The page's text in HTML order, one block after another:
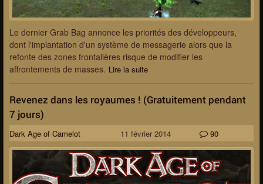
Le dernier Grab Bag annonce les priorités des développeurs,
dont l'implantation d'un système de messagerie alors que la
refonte des zones frontalières risque de modifier les
affrontements de masses. Lire la suite
Revenez dans les royaumes ! (Gratuitement pendant
7 jours)
Dark Age of Camelot 11 février 2014 90